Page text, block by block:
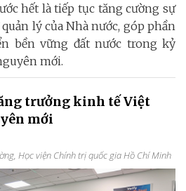
hết là tiếp tục tăng cường sự
lý của Nhà nước, góp phần
bền vững đất nước trong kỷ
mới.
trưởng kinh tế Việt
mới
Học viện Chính trị quốc gia Hồ Chí Minh